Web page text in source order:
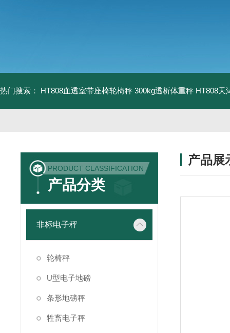
热门搜索： HT808血透室带座椅轮椅秤 300kg透析体重秤 HT808天
PRODUCT CLASSIFICATION
产品分类
非标电子秤
轮椅秤
U型电子地磅
条形地磅秤
牲畜电子秤
产品展